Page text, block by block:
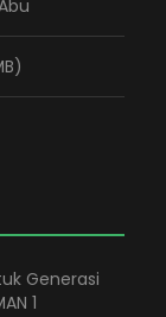
Generasi
1